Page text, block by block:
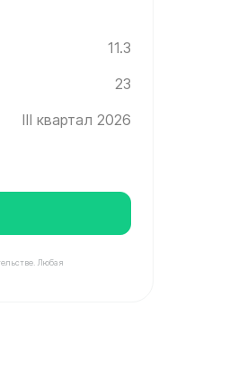
11.3
23
III квартал 2026
Любая